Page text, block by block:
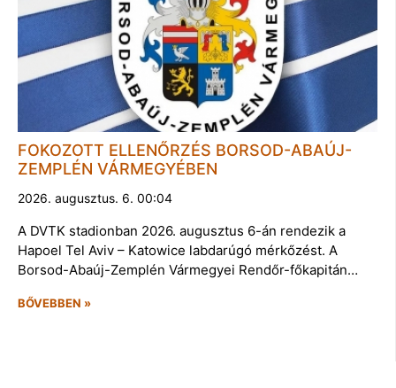
FOKOZOTT ELLENŐRZÉS BORSOD-ABAÚJ-
ZEMPLÉN VÁRMEGYÉBEN
2026. augusztus. 6. 00:04
A DVTK stadionban 2026. augusztus 6-án rendezik a
Hapoel Tel Aviv – Katowice labdarúgó mérkőzést. A
Borsod-Abaúj-Zemplén Vármegyei Rendőr-főkapitán…
BŐVEBBEN »